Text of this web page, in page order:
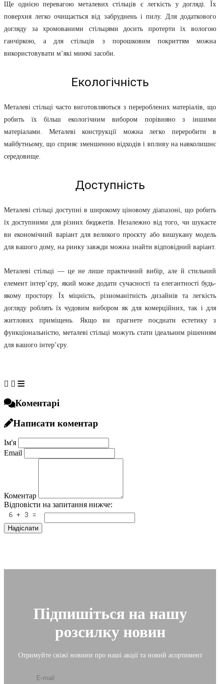
Ще однією перевагою металевих стільців є легкість у догляді. Їх
поверхня легко очищається від забруднень і пилу. Для додаткового
догляду за хромованими стільцями досить протерти їх вологою
ганчіркою, а для стільців з порошковим покриттям можна
використовувати м’які миючі засоби.
Екологічність
Металеві стільці часто виготовляються з перероблених матеріалів, що
робить їх більш екологічним вибором порівняно з іншими
матеріалами. Металеві конструкції можна легко переробити в
майбутньому, що сприяє зменшенню відходів і впливу на навколишнє
середовище.
Доступність
Металеві стільці доступні в широкому ціновому діапазоні, що робить
їх доступними для різних бюджетів. Незалежно від того, чи шукаєте
ви економічний варіант для великого проєкту або вишукану модель
для вашого дому, на ринку завжди можна знайти відповідний варіант.
Металеві стільці — це не лише практичний вибір, але й стильний
елемент інтер’єру, який може додати сучасності та елегантності будь-
якому простору. Їх міцність, різноманітність дизайнів та легкість
догляду роблять їх чудовим вибором як для комерційних, так і для
житлових приміщень. Якщо ви прагнете поєднати естетику з
функціональністю, металеві стільці можуть стати ідеальним рішенням
для вашого інтер’єру.
Коментарі
Написати коментар
Ім'я
Email
Коментар
Відповісти на запитання нижче:
Надіслати
Підпишіться на нашу
розсилку новин
Отримуйте свіжі новини про наші акції та новий асортимент